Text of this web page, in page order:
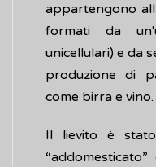
appartengono
formati da
unicellulari) e da
produzione di
come birra e vino.
Il lievito è